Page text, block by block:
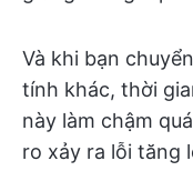
Và khi bạn
tính khác, thời
này làm chậm
ro xảy ra lỗi tăng